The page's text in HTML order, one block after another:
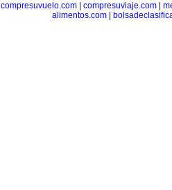
compresuvuelo.com
compresuviaje.com
alimentos.com